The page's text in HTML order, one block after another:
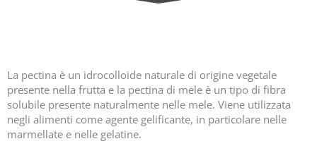
La pectina è un idrocolloide naturale di origine vegetale
presente nella frutta e la pectina di mele è un tipo di fibra
solubile presente naturalmente nelle mele. Viene utilizzata
negli alimenti come agente gelificante, in particolare nelle
marmellate e nelle gelatine.